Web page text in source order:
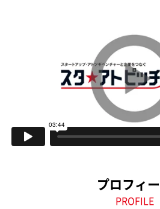
プロフィ
PROFILE